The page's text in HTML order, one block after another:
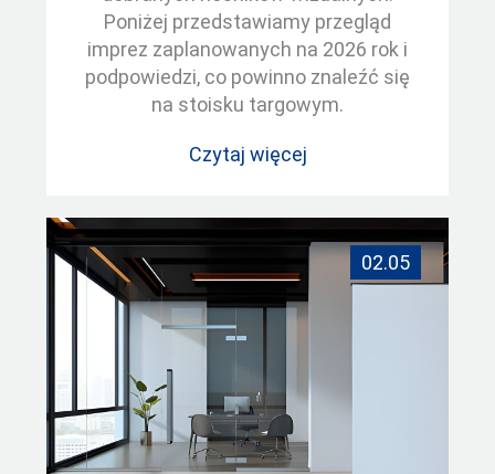
Poniżej przedstawiamy przegląd
imprez zaplanowanych na 2026 rok i
podpowiedzi, co powinno znaleźć się
na stoisku targowym.
Czytaj więcej
02.05